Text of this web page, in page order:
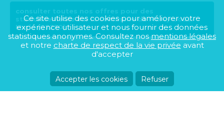
consulter toutes nos offres pour des
stationnements sur la commune de Marcy-sous-
Marle (02250)
Ce site utilise des cookies pour améliorer votre
expérience utilisateur et nous fournir des données
statistiques anonymes. Consultez nosmentions légales
et notre charte de respect de la vie privée avant
d'accepter
Accepter les cookies Refuser